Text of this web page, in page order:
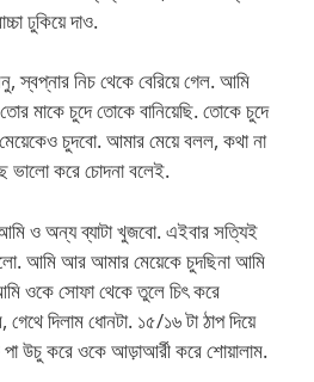
ঢুকিয়ে দাও.
স্বপ্নার নিচ থেকে বেরিয়ে গেল. আমি
মাকে চুদে তোকে বানিয়েছি. তোকে চুদে
চুদবো. আমার মেয়ে বলল, কথা না
ভালো করে চোদনা বলেই.
ও অন্য ব্যাটা খুজবো. এইবার সত্যিই
আমি আর আমার মেয়েকে চুদছিনা আমি
ওকে সোফা থেকে তুলে চিৎ করে
দিলাম ধোনটা. ১৫/১৬ টা ঠাপ দিয়ে
উচু করে ওকে আড়াআর্রী করে শোয়ালাম.